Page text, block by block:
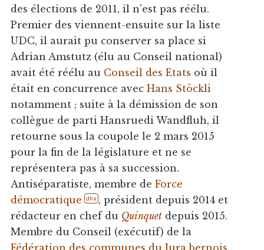
des élections de 2011, il n'est pas réélu.
Premier des viennent-ensuite sur la liste
UDC, il aurait pu conserver sa place si
Adrian Amstutz (élu au Conseil national)
avait été réélu au Conseil des Etats où il
était en concurrence avec Hans Stöckli
notamment ; suite à la démission de son
collègue de parti Hansruedi Wandfluh, il
retourne sous la coupole le 2 mars 2015
pour la fin de la législature et ne se
représentera pas à sa succession.
Antiséparatiste, membre de Force
démocratique
dhs , président depuis 2014 et
rédacteur en chef du Quinquetdepuis 2015.
Membre du Conseil (exécutif) de la
Fédération des communes du Jura bernois